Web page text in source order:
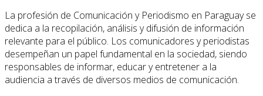
La profesión de Comunicación y Periodismo en Paraguay se
dedica a la recopilación, análisis y difusión de información
relevante para el público. Los comunicadores y periodistas
desempeñan un papel fundamental en la sociedad, siendo
responsables de informar, educar y entretener a la
audiencia a través de diversos medios de comunicación.